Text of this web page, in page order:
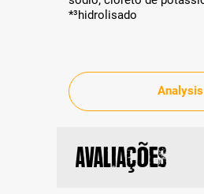
*³hidrolisado
Avaliações